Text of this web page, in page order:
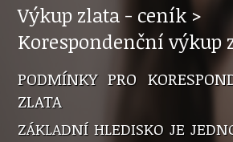
Výkup zlata - ceník >
Korespondenční výkup
PODMÍNKY PRO
ZLATA
ZÁKLADNÍ HLEDISKO JE